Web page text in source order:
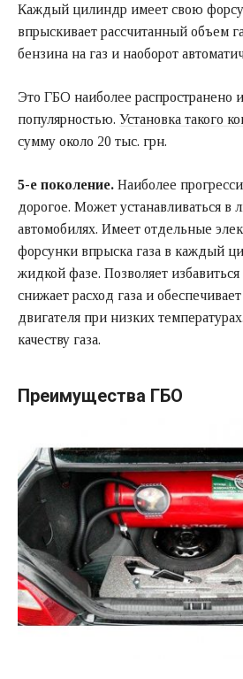
Каждый цилиндр имеет свою
впрыскивает рассчитанный объем
бензина на газ и наоборот
Это ГБО наиболее распространено
популярностью. Установка такого
сумму около 20 тыс. грн.
5-е поколение. Наиболее
дорогое. Может устанавливаться
автомобилях. Имеет отдельные
форсунки впрыска газа в каждый
жидкой фазе. Позволяет
снижает расход газа и
двигателя при низких
качеству газа.
Преимущества ГБО